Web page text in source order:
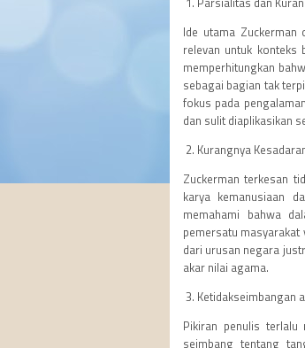
Ide utama Zuckerman
relevan untuk konteks
memperhitungkan
sebagai bagian tak
fokus pada
dan sulit diaplikasikan
2. Kurangnya
Zuckerman terkesan
karya kemanusiaan
memahami bahwa
pemersatu masyarakat
dari urusan negara
akar nilai agama.
3. Ketidakseimbangan
Pikiran penulis terlalu
seimbang tentang